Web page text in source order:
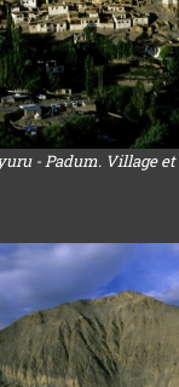
- Padum. Village